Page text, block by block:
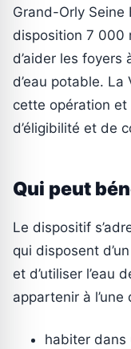
Grand-Orly Seine
disposition 7 000
d’aider les foyers
d’eau potable.
cette opération
d’éligibilité et de
Qui peut
Le dispositif
qui disposent
et d’utiliser l’eau
appartenir à
habiter dans